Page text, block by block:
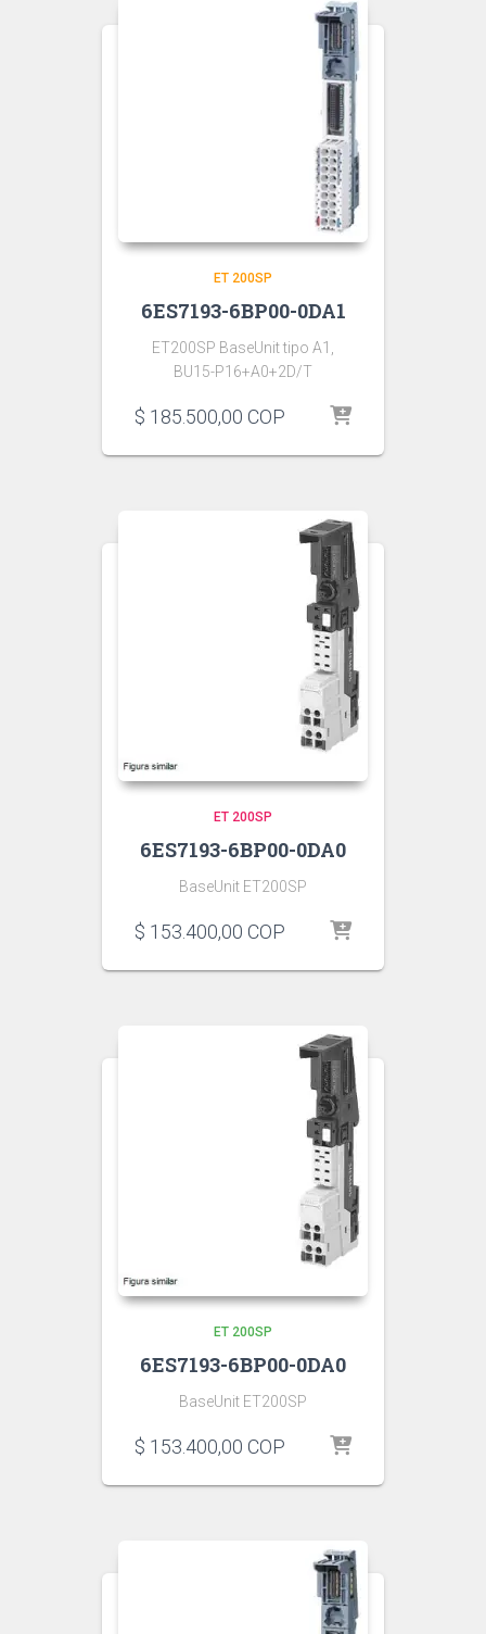
ET 200SP
6ES7193-6BP00-0DA1
ET200SP BaseUnit tipo A1,
BU15-P16+A0+2D/T
$ 185.500,00 COP
ET 200SP
6ES7193-6BP00-0DA0
BaseUnit ET200SP
$ 153.400,00 COP
ET 200SP
6ES7193-6BP00-0DA0
BaseUnit ET200SP
$ 153.400,00 COP